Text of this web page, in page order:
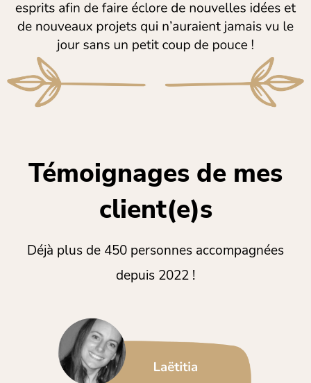
Témoignages de mes
client(e)s
Déjà plus de 450 personnes accompagnées
depuis 2022 !